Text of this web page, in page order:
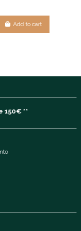
Add to cart
150€ **